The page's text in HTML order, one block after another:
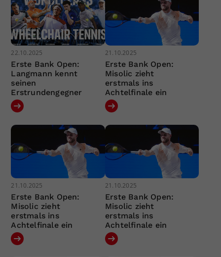
22.10.2025
Erste Bank Open:
Langmann kennt
seinen
Erstrundengegner
21.10.2025
Erste Bank Open:
Misolic zieht
erstmals ins
Achtelfinale ein
21.10.2025
Erste Bank Open:
Misolic zieht
erstmals ins
Achtelfinale ein
21.10.2025
Erste Bank Open:
Misolic zieht
erstmals ins
Achtelfinale ein